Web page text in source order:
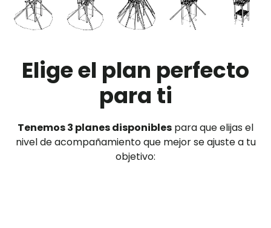
Elige el plan perfecto
para ti
Tenemos 3 planes disponibles para que elijas el
nivel de acompañamiento que mejor se ajuste a tu
objetivo: